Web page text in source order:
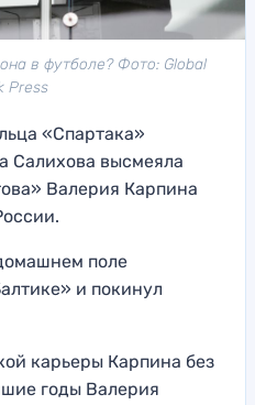
в футболе? Фото: Global
Press
«Спартака»
Салихова высмеяла
Валерия Карпина
поле
и покинул
карьеры Карпина без
годы Валерия